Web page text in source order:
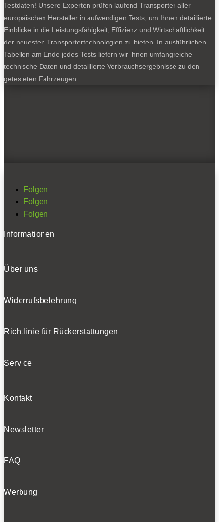
Testdaten! Unsere Experten prüfen laufend Transporter aller
europäischen Hersteller in aufwendigen Tests, um Ihnen detaillierte
Einblicke in die Leistungsfähigkeit, Effizienz und Wirtschaftlichkeit
der neuesten Transportertechnologien zu bieten. In ausführlichen
Tabellen am Ende jedes Tests liefern wir Ihnen umfangreiche
technische Daten und detaillierte Verbrauchsergebnisse zu den
getesteten Fahrzeugen.
Folgen
Folgen
Folgen
Informationen
Über uns
Widerrufsbelehrung
Richtlinie für Rückerstattungen
Service
Kontakt
Newsletter
FAQ
Werbung